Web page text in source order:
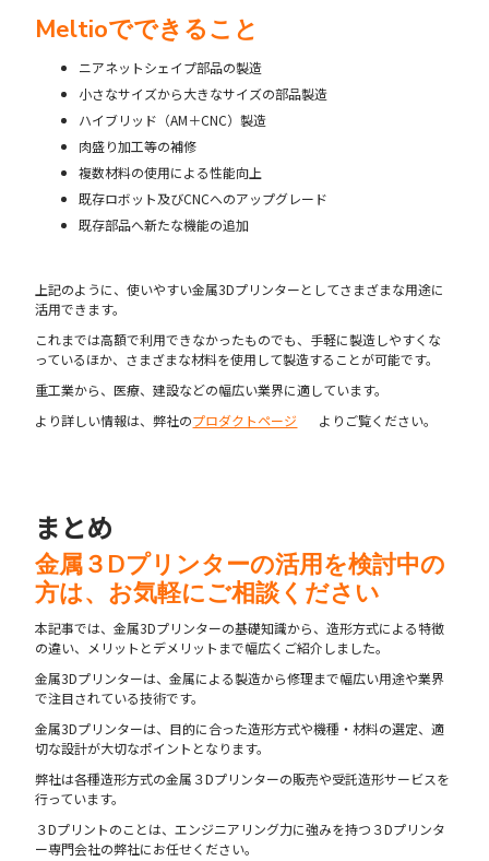
Meltioでできること
ニアネットシェイプ部品の製造
小さなサイズから大きなサイズの部品製造
ハイブリッド（AM＋CNC）製造
肉盛り加工等の補修
複数材料の使用による性能向上
既存ロボット及びCNCへのアップグレード
既存部品へ新たな機能の追加
上記のように、使いやすい金属3Dプリンターとしてさまざまな用途に
活用できます。
これまでは高額で利用できなかったものでも、手軽に製造しやすくな
っているほか、さまざまな材料を使用して製造することが可能です。
重工業から、医療、建設などの幅広い業界に適しています。
より詳しい情報は、弊社のプロダクトページ よりご覧ください。
まとめ
金属３Dプリンターの活用を検討中の
方は、お気軽にご相談ください
本記事では、金属3Dプリンターの基礎知識から、造形方式による特徴
の違い、メリットとデメリットまで幅広くご紹介しました。
金属3Dプリンターは、金属による製造から修理まで幅広い用途や業界
で注目されている技術です。
金属3Dプリンターは、目的に合った造形方式や機種・材料の選定、適
切な設計が大切なポイントとなります。
弊社は各種造形方式の金属３Dプリンターの販売や受託造形サービスを
行っています。
３Dプリントのことは、エンジニアリング力に強みを持つ３Dプリンタ
ー専門会社の弊社にお任せください。